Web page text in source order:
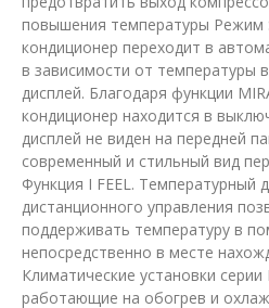
повышения температуры Режим
кондиционер переходит в
в зависимости от температуры
дисплей. Благодаря функции
кондиционер находится в
дисплей не виден на передней
современный и стильный вид
Функция I FEEL. Температурный
дистанционного управления
поддерживать температуру в
непосредственно в месте
Климатические установки серии
работающие на обогрев и